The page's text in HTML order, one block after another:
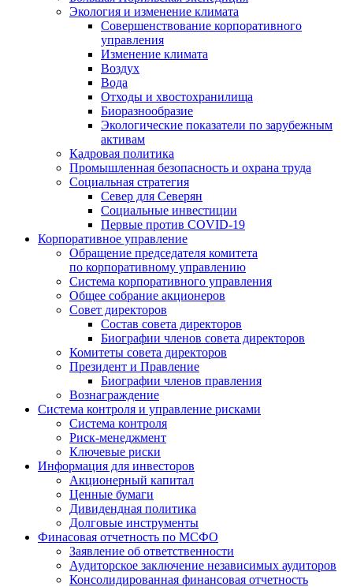
Экология и изменение климата
Совершенствование корпоративного
управления
Изменение климата
Воздух
Вода
Отходы и хвостохранилища
Биоразнообразие
Экологические показатели по зарубежным
активам
Кадровая политика
Промышленная безопасность и охрана труда
Социальная стратегия
Север для Северян
Социальные инвестиции
Первые против COVID‑19
Корпоративное управление
Обращение председателя комитета
по корпоративному управлению
Система корпоративного управления
Общее собрание акционеров
Совет директоров
Состав совета директоров
Биографии членов совета директоров
Комитеты совета директоров
Президент и Правление
Биографии членов правления
Вознаграждение
Система контроля и управление рисками
Система контроля
Риск-менеджмент
Ключевые риски
Информация для инвесторов
Акционерный капитал
Ценные бумаги
Дивидендная политика
Долговые инструменты
Финасовая отчетность по МСФО
Заявление об ответственности
Аудиторское заключение независимых аудиторов
Консолидированная финансовая отчетность